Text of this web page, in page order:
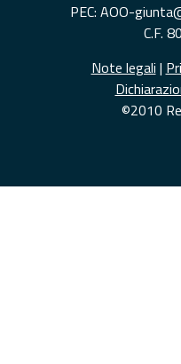
PEC: AOO-
C.F.
Note legali |
©2010